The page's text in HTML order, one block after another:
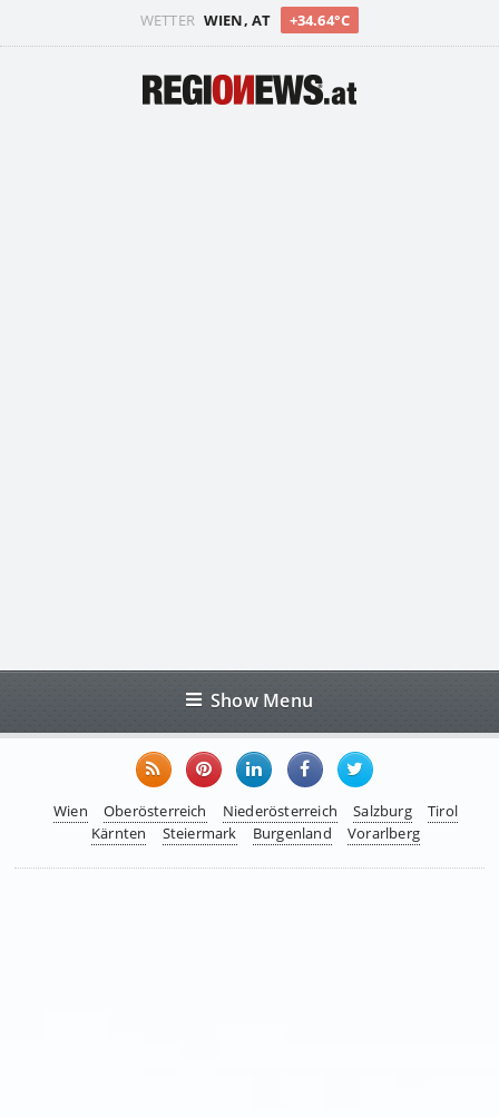
WETTER WIEN, AT +34.64°C
Show Menu
Wien Oberösterreich Niederösterreich Salzburg
Tirol
Kärnten
Steiermark Burgenland Vorarlberg